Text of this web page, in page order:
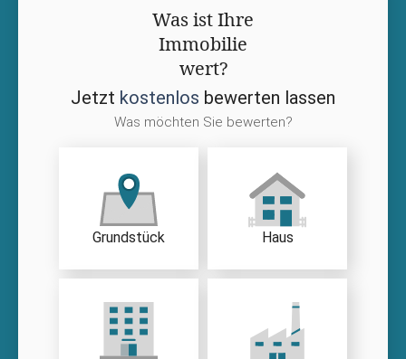
Was ist Ihre
Immobilie
wert?
Jetzt kostenlos bewerten lassen
Was möchten Sie bewerten?
Grundstück Haus